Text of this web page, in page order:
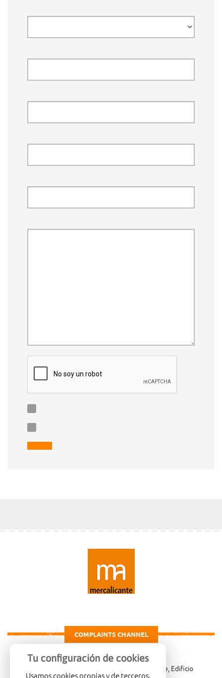
COMPLAINTS CHANNEL
Carretera de Madrid Km. 4, 03007 Alicante, Edificio
Tu configuración de cookies
Usamos cookies propias y de terceros.